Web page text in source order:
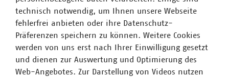
technisch notwendig, um Ihnen unsere Webseite
fehlerfrei anbieten oder ihre Datenschutz-
Präferenzen speichern zu können. Weitere Cookies
werden von uns erst nach Ihrer Einwilligung gesetzt
und dienen zur Auswertung und Optimierung des
Web-Angebotes. Zur Darstellung von Videos nutzen